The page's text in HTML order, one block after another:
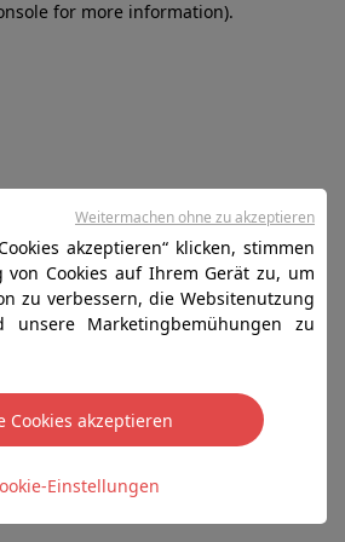
for more information).
akzeptieren“ klicken, stimmen
von Cookies auf Ihrem Gerät zu, um
zu verbessern, die Websitenutzung
unsere Marketingbemühungen zu
Cookies akzeptieren
Einstellungen
Weitermachen ohne zu akzeptieren